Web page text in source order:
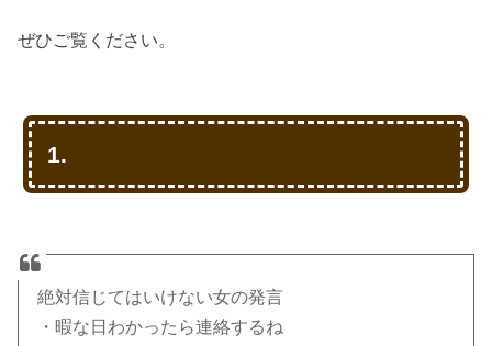
ぜひご覧ください。
1.
絶対信じてはいけない女の発言
・暇な日わかったら連絡するね